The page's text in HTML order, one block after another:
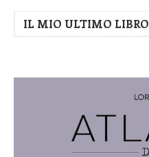
IL MIO ULTIMO LIBRO